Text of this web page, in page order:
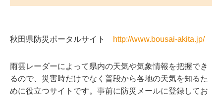
秋田県防災ポータルサイト http://www.bousai-akita.jp/
雨雲レーダーによって県内の天気や気象情報を把握でき
るので、災害時だけでなく普段から各地の天気を知るた
めに役立つサイトです。事前に防災メールに登録してお